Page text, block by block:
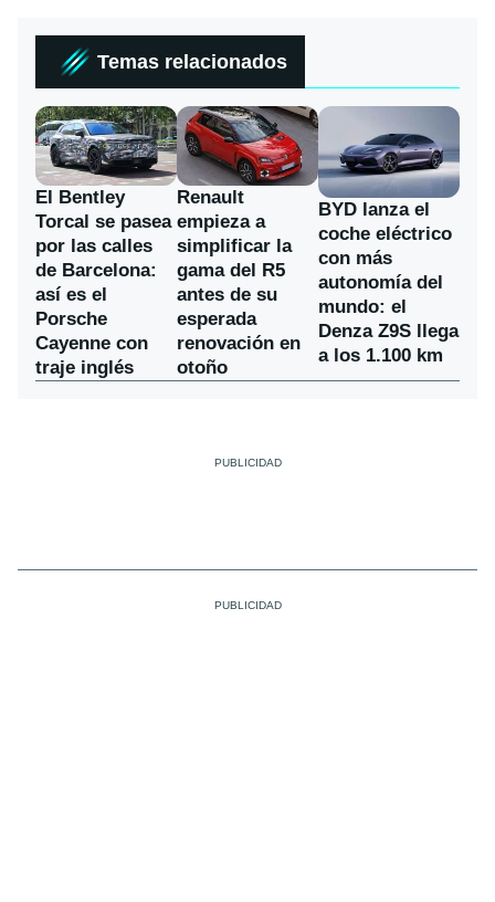
Temas relacionados
El Bentley
Torcal se pasea
por las calles
de Barcelona:
así es el
Porsche
Cayenne con
traje inglés
Renault
empieza a
simplificar la
gama del R5
antes de su
esperada
renovación en
otoño
BYD lanza el
coche eléctrico
con más
autonomía del
mundo: el
Denza Z9S llega
a los 1.100 km